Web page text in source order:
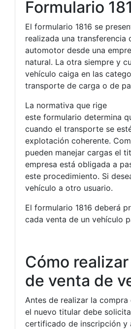
Formulario
El formulario 1816 se
realizada una transferencia
automotor desde una
natural. La otra siempre y
vehículo caiga en las
transporte de carga o de
La normativa que rige
este formulario determina
cuando el transporte se
explotación coherente.
pueden manejar cargas el
empresa está obligada a
este procedimiento. Si
vehículo a otro usuario.
El formulario 1816 deberá
cada venta de un vehículo
Cómo
de venta de
Antes de realizar la
el nuevo titular debe
certificado de inscripción y